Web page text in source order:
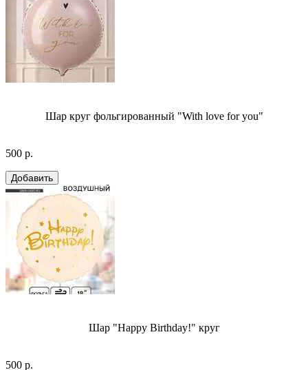
Шар круг фольгированный "With love for you"
500 р.
Шар "Happy Birthday!" круг
500 р.